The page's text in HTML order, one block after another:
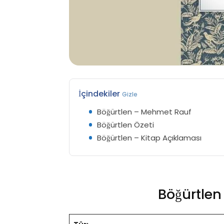
İçindekiler Gizle
Böğürtlen – Mehmet Rauf
Böğürtlen Özeti
Böğürtlen – Kitap Açıklaması